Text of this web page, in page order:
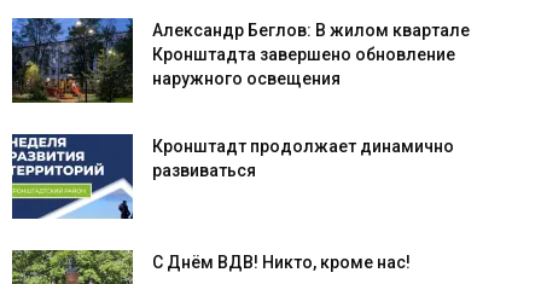
Александр Беглов: В жилом квартале
Кронштадта завершено обновление
наружного освещения
Кронштадт продолжает динамично
развиваться
С Днём ВДВ! Никто, кроме нас!